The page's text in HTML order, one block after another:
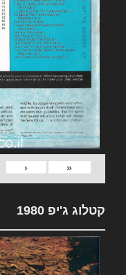
«
‹
קטלוג ג'יפ 1980